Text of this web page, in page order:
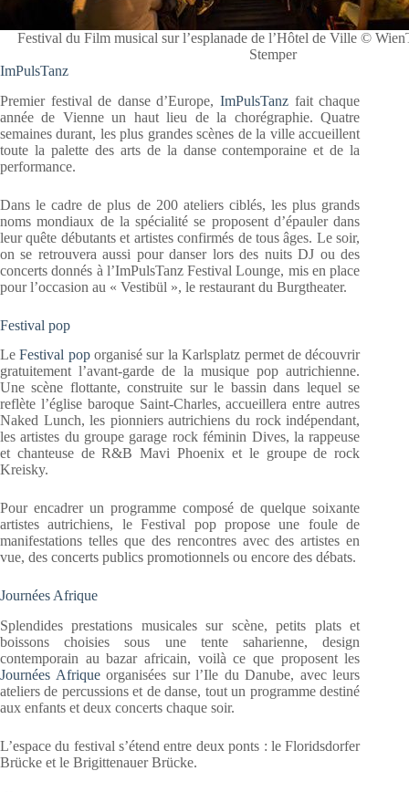
Festival du Film musical sur l’esplanade de l’Hôtel de Ville ©
Stemper
ImPulsTanz
Premier festival de danse d’Europe,ImPulsTanz fait chaque
année de Vienne un haut lieu de la chorégraphie. Quatre
semaines durant, les plus grandes scènes de la ville accueillent
toute la palette des arts de la danse contemporaine et de la
performance.
Dans le cadre de plus de 200 ateliers ciblés, les plus grands
noms mondiaux de la spécialité se proposent d’épauler dans
leur quête débutants et artistes confirmés de tous âges. Le soir,
on se retrouvera aussi pour danser lors des nuits DJ ou des
concerts donnés à l’ImPulsTanz Festival Lounge, mis en place
pour l’occasion au « Vestibül », le restaurant du Burgtheater.
Festival pop
LeFestival poporganisé sur la Karlsplatz permet de découvrir
gratuitement l’avant-garde de la musique pop autrichienne.
Une scène flottante, construite sur le bassin dans lequel se
reflète l’église baroque Saint-Charles, accueillera entre autres
Naked Lunch, les pionniers autrichiens du rock indépendant,
les artistes du groupe garage rock féminin Dives, la rappeuse
et chanteuse de R&B Mavi Phoenix et le groupe de rock
Kreisky.
Pour encadrer un programme composé de quelque soixante
artistes autrichiens, le Festival pop propose une foule de
manifestations telles que des rencontres avec des artistes en
vue, des concerts publics promotionnels ou encore des débats.
Journées Afrique
Splendides prestations musicales sur scène, petits plats et
boissons choisies sous une tente saharienne, design
contemporain au bazar africain, voilà ce que proposent les
Journées Afriqueorganisées sur l’Ile du Danube, avec leurs
ateliers de percussions et de danse, tout un programme destiné
aux enfants et deux concerts chaque soir.
L’espace du festival s’étend entre deux ponts : le Floridsdorfer
Brücke et le Brigittenauer Brücke.